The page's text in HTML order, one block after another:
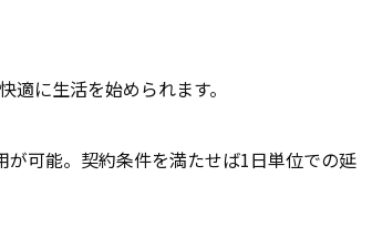
に生活を始められます。
可能。契約条件を満たせば1日単位での延